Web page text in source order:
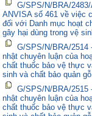
G/SPS/N/BRA/
ANVISA số 461 về việc
đối với Danh mục hoạt
gây hại dùng trong vệ
G/SPS/N/BRA/2514
nhật chuyên luận của
chất thuốc bảo vệ thực
sinh và chất bảo quản gỗ.
G/SPS/N/BRA/2515
nhật chuyên luận của
chất thuốc bảo vệ thực